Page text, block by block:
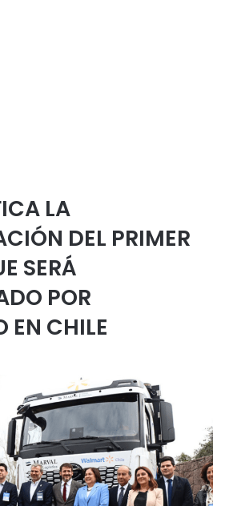
LA
DEL PRIMER
SERÁ
POR
EN CHILE